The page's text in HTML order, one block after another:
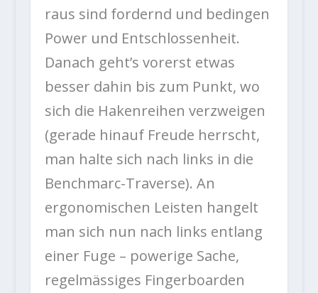
raus sind fordernd und bedingen
Power und Entschlossenheit.
Danach geht’s vorerst etwas
besser dahin bis zum Punkt, wo
sich die Hakenreihen verzweigen
(gerade hinauf Freude herrscht,
man halte sich nach links in die
Benchmarc-Traverse). An
ergonomischen Leisten hangelt
man sich nun nach links entlang
einer Fuge – powerige Sache,
regelmässiges Fingerboarden